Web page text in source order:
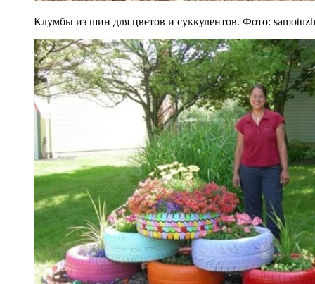
Клумбы из шин для цветов и суккулентов. Фото: